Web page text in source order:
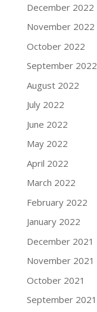
December 2022
November 2022
October 2022
September 2022
August 2022
July 2022
June 2022
May 2022
April 2022
March 2022
February 2022
January 2022
December 2021
November 2021
October 2021
September 2021